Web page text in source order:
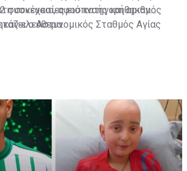
συσκευασίες εισπνοής και αριθμός
συνέχεια, αφού κατηγορήθηκαν
ελεύθερα.
ο Αστυνομικός Σταθμός Αγίας